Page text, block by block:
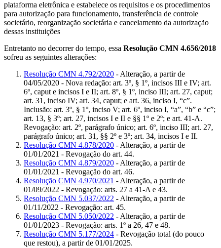
plataforma eletrônica e estabelece os requisitos e os procedimentos
para autorização para funcionamento, transferência de controle
societário, reorganização societária e cancelamento da autorização
dessas instituições
Entretanto no decorrer do tempo, essa Resolução CMN 4.656/2018
sofreu as seguintes alterações:
Resolução CMN 4.792/2020 - Alteração, a partir de
04/05/2020 - Nova redação: art. 3º, § 1º, incisos III e IV; art.
6º, caput e incisos I e II; art. 8º, § 1º, inciso III; art. 27, caput;
art. 31, inciso IV; art. 34, caput; e art. 36, inciso I, “c”.
Inclusão: art. 3º, § 1º, inciso V; art. 6º, inciso I, “a”, “b” e “c”;
art. 13, § 3º; art. 27, incisos I e II e §§ 1º e 2º; e art. 41-A.
Revogação: art. 2º, parágrafo único; art. 6º, inciso III; art. 27,
parágrafo único; art. 31, §§ 2º e 3º; art. 34, incisos I e II.
Resolução CMN 4.878/2020 - Alteração, a partir de
01/01/2021 - Revogação do art. 44.
Resolução CMN 4.879/2020 - Alteração, a partir de
01/01/2021 - Revogação do art. 46.
Resolução CMN 4.970/2021 - Alteração, a partir de
01/09/2022 - Revogação: arts. 27 a 41-A e 43.
Resolução CMN 5.037/2022 - Alteração, a partir de
01/11/2022 - Revogação: art. 45.
Resolução CMN 5.050/2022 - Alteração, a partir de
01/01/2023 - Revogação: arts. 1º a 26, 47 e 48.
Resolução CMN 5.177/2024 - Revogação total (do pouco
que restou), a partir de 01/01/2025.